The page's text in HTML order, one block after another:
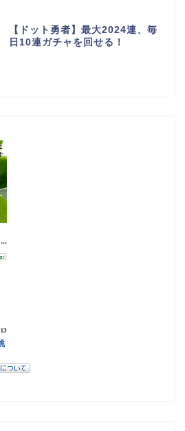
【ドット勇者】最大2024連、毎
日10連ガチャを回せる！